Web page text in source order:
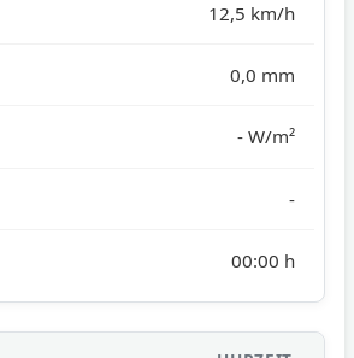
12,5 km/h
0,0 mm
- W/m²
-
00:00 h